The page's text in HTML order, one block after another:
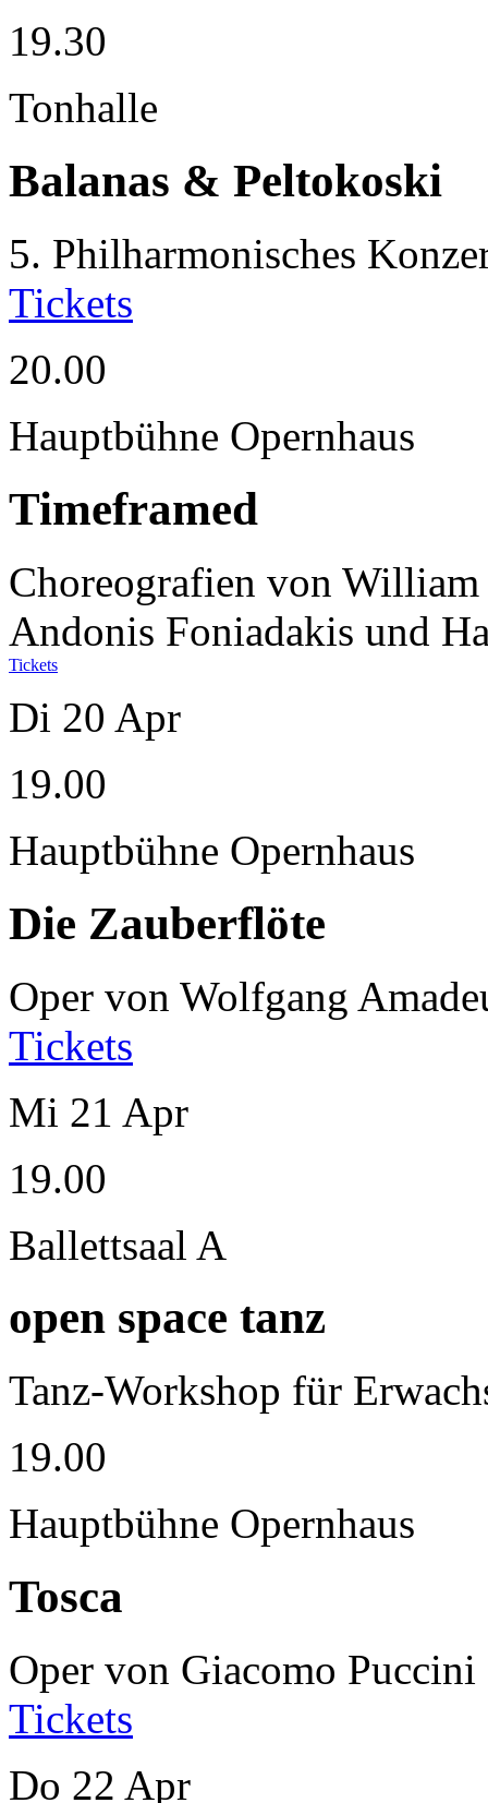
19.30
Tonhalle
Balanas & Peltokoski
5. Philharmonisches
Tickets
20.00
Hauptbühne Opernhaus
Timeframed
Choreografien von William
Andonis Foniadakis und
Tickets
Di 20 Apr
19.00
Hauptbühne Opernhaus
Die Zauberflöte
Oper von Wolfgang
Tickets
Mi 21 Apr
19.00
Ballettsaal A
open space tanz
Tanz-Workshop für
19.00
Hauptbühne Opernhaus
Tosca
Oper von Giacomo Puccini
Tickets
Do 22 Apr